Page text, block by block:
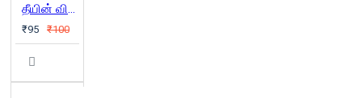
தீயின் விளைவாகச் சொல் பிறக்கிறது
₹95 ₹100